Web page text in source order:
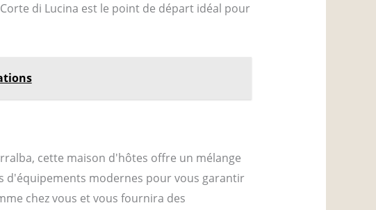
di Lucina est le point de départ idéal pour
cette maison d'hôtes offre un mélange
d'équipements modernes pour vous garantir
chez vous et vous fournira des